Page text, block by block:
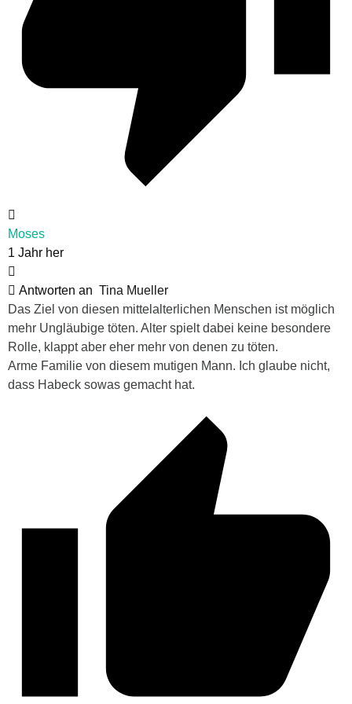
Moses
1 Jahr her
Antworten an Tina Mueller
Das Ziel von diesen mittelalterlichen Menschen ist möglich
mehr Ungläubige töten. Alter spielt dabei keine besondere
Rolle, klappt aber eher mehr von denen zu töten.
Arme Familie von diesem mutigen Mann. Ich glaube nicht,
dass Habeck sowas gemacht hat.